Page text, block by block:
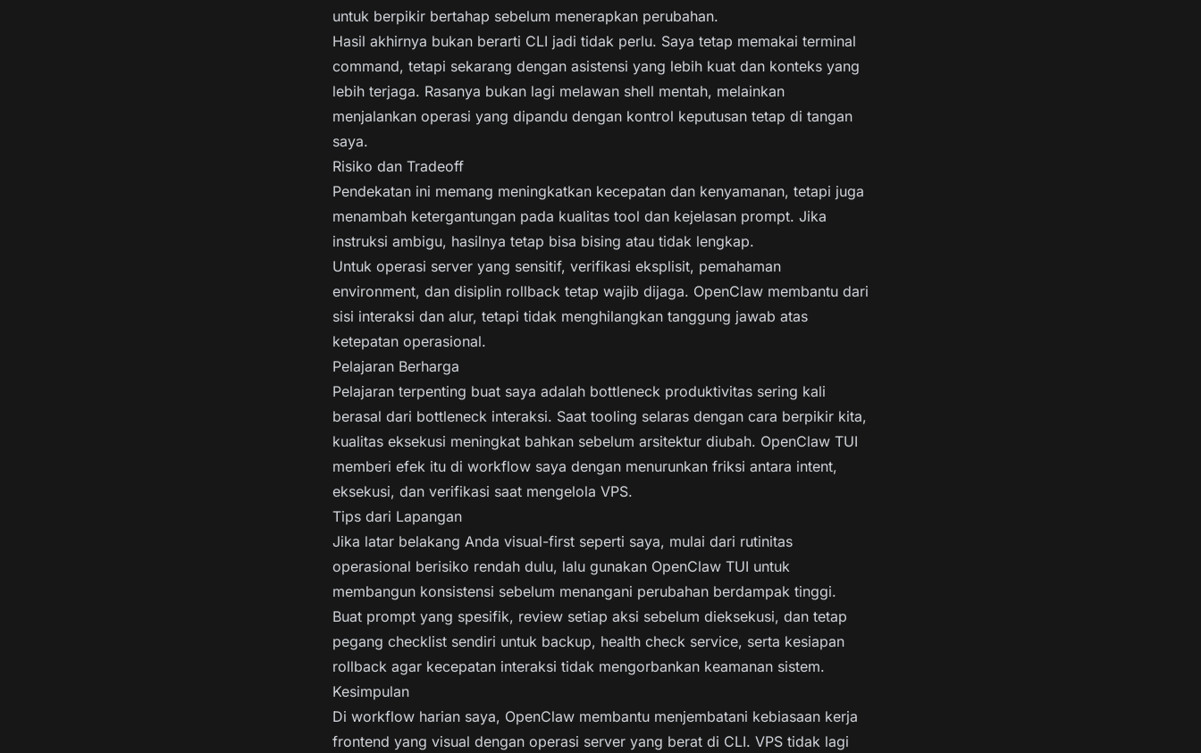
untuk berpikir bertahap sebelum menerapkan perubahan.
Hasil akhirnya bukan berarti CLI jadi tidak perlu. Saya tetap memakai terminal
command, tetapi sekarang dengan asistensi yang lebih kuat dan konteks yang
lebih terjaga. Rasanya bukan lagi melawan shell mentah, melainkan
menjalankan operasi yang dipandu dengan kontrol keputusan tetap di tangan
saya.
Risiko dan Tradeoff
Pendekatan ini memang meningkatkan kecepatan dan kenyamanan, tetapi juga
menambah ketergantungan pada kualitas tool dan kejelasan prompt. Jika
instruksi ambigu, hasilnya tetap bisa bising atau tidak lengkap.
Untuk operasi server yang sensitif, verifikasi eksplisit, pemahaman
environment, dan disiplin rollback tetap wajib dijaga. OpenClaw membantu dari
sisi interaksi dan alur, tetapi tidak menghilangkan tanggung jawab atas
ketepatan operasional.
Pelajaran Berharga
Pelajaran terpenting buat saya adalah bottleneck produktivitas sering kali
berasal dari bottleneck interaksi. Saat tooling selaras dengan cara berpikir kita,
kualitas eksekusi meningkat bahkan sebelum arsitektur diubah. OpenClaw TUI
memberi efek itu di workflow saya dengan menurunkan friksi antara intent,
eksekusi, dan verifikasi saat mengelola VPS.
Tips dari Lapangan
Jika latar belakang Anda visual-first seperti saya, mulai dari rutinitas
operasional berisiko rendah dulu, lalu gunakan OpenClaw TUI untuk
membangun konsistensi sebelum menangani perubahan berdampak tinggi.
Buat prompt yang spesifik, review setiap aksi sebelum dieksekusi, dan tetap
pegang checklist sendiri untuk backup, health check service, serta kesiapan
rollback agar kecepatan interaksi tidak mengorbankan keamanan sistem.
Kesimpulan
Di workflow harian saya, OpenClaw membantu menjembatani kebiasaan kerja
frontend yang visual dengan operasi server yang berat di CLI. VPS tidak lagi